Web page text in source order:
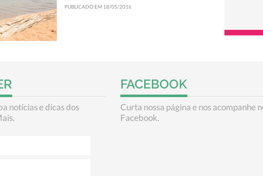
PUBLICADO EM 18/05/2016
notícias e dicas dos
FACEBOOK
Curta nossa página e nos acompanhe
Facebook.